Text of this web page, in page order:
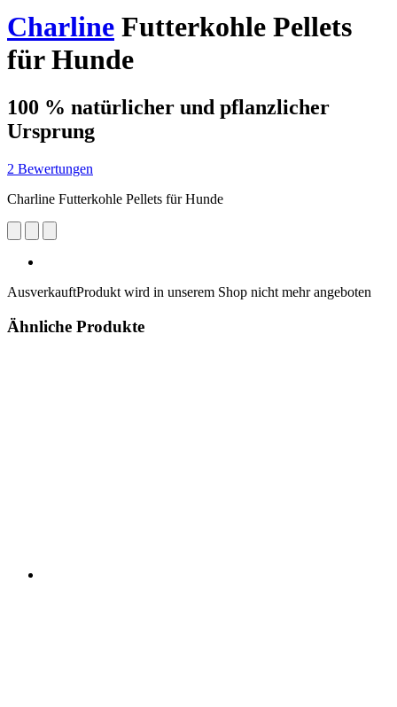
Charline Futterkohle Pellets
für Hunde
100 % natürlicher und pflanzlicher
Ursprung
2 Bewertungen
Charline Futterkohle Pellets für Hunde
AusverkauftProdukt wird in unserem Shop nicht mehr angeboten
Ähnliche Produkte